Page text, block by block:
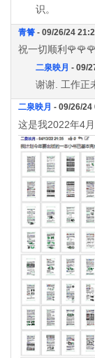
识。
青箐 - 09/26/24
祝一切顺利🌹🌹🌹
二泉映月 - 09/
谢谢. 工作正
二泉映月 - 09/26/24
这是我2022年4